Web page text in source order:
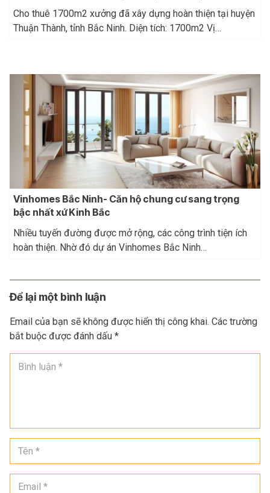
Cho thuê 1700m2 xưởng đã xây dựng hoàn thiện tại huyện
Thuận Thành, tỉnh Bắc Ninh. Diện tích: 1700m2 Vị…
Vinhomes Bắc Ninh- Căn hộ chung cư sang trọng
bậc nhất xứ Kinh Bắc
Nhiều tuyến đường được mở rộng, các công trình tiện ích
hoàn thiện. Nhờ đó dự án Vinhomes Bắc Ninh…
Để lại một bình luận
Email của bạn sẽ không được hiển thị công khai. Các trường
bắt buộc được đánh dấu *